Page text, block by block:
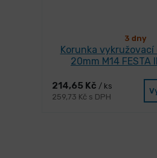
3 dny
Korunka
20mm M14 FESTA
214,65 Kč / ks
259,73 Kč s DPH